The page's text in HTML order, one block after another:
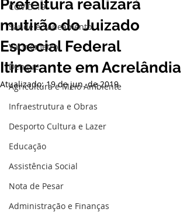
COVID-19
Saúde e Saneamento
Vacinômetro
Dengue
Agricultura e Meio Ambiente
Infraestrutura e Obras
Desporto Cultura e Lazer
Educação
Assistência Social
Nota de Pesar
Administração e Finanças
Prefeitura realizará
mutirão do Juizado
Especial Federal
Itinerante em Acrelândia
Atualizado:19 de jun. de 2019